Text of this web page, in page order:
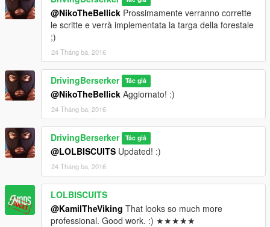
@NikoTheBellick Prossimamente verranno corrette
le scritte e verrà implementata la targa della forestale
;)
24 Tháng ba, 2016
DrivingBerserker Tác giả
@NikoTheBellick Aggiornato! :)
24 Tháng ba, 2016
DrivingBerserker Tác giả
@LOLBISCUITS Updated! :)
24 Tháng ba, 2016
LOLBISCUITS
@KamilTheViking That looks so much more
professional. Good work. :) ★★★★★